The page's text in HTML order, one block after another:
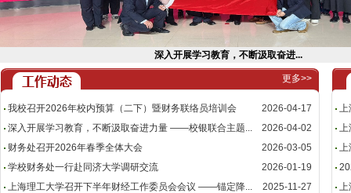
深入开展学习教育，不断汲取奋进...
更多>>
我校召开2026年校内预算（二下）暨财务联络员培训会
2026-04-17
深入开展学习教育，不断汲取奋进力量 ——校银联合主题...
2026-04-02
财务处召开2026年春季全体大会
2026-03-05
学校财务处一行赴同济大学调研交流
2026-01-19
上海理工大学召开下半年财经工作委员会会议 ——锚定降...
2025-11-27
上
上
上
上